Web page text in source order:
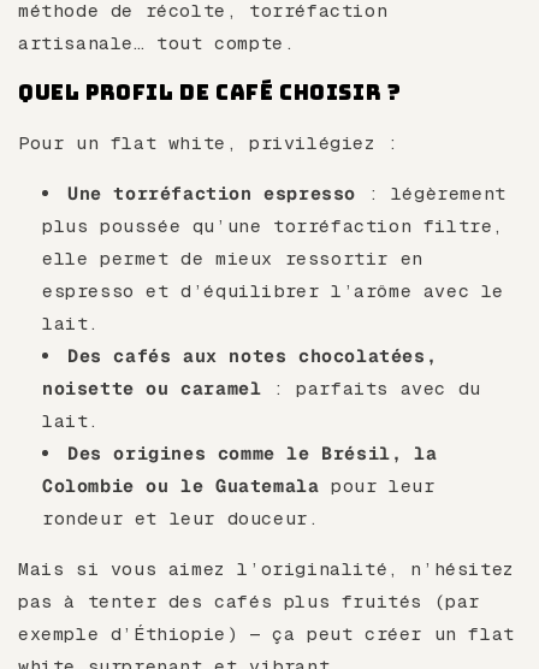
méthode de récolte, torréfaction
artisanale… tout compte.
Quel profil de café choisir ?
Pour un flat white, privilégiez :
Une torréfaction espresso : légèrement
plus poussée qu’une torréfaction filtre,
elle permet de mieux ressortir en
espresso et d’équilibrer l’arôme avec le
lait.
Des cafés aux notes chocolatées,
noisette ou caramel : parfaits avec du
lait.
Des origines comme le Brésil, la
Colombie ou le Guatemala pour leur
rondeur et leur douceur.
Mais si vous aimez l’originalité, n’hésitez
pas à tenter des cafés plus fruités (par
exemple d’Éthiopie) — ça peut créer un flat